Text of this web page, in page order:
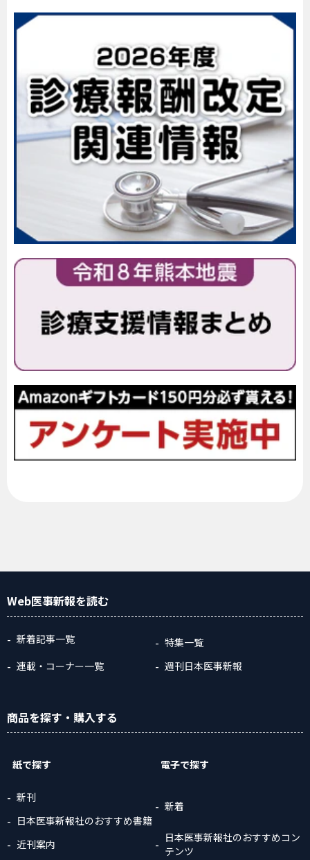
Web医事新報を読む
新着記事一覧
特集一覧
連載・コーナー一覧
週刊日本医事新報
商品を探す ・購入する
紙で探す
新刊
日本医事新報社のおすすめ書籍
近刊案内
電子で探す
新着
日本医事新報社のおすすめコン
テンツ